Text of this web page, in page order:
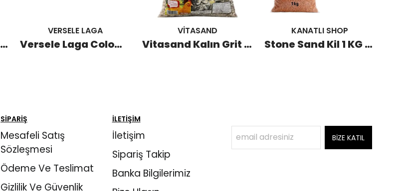
Stone Sand Bölmeli 1 KG (20 Adet)
VERSELE LAGA
Versele Laga Colombine Pickstone Red 5+1
VİTASAND
Vitasand Kalın Grit 20 KG
KANATLI SHOP
Stone Sand Kil 1 KG (20 Adet)
SİPARİŞ
Mesafeli Satış
Sözleşmesi
Ödeme Ve Teslimat
Gizlilik Ve Güvenlik
İLETİŞİM
İletişim
Sipariş Takip
Banka Bilgilerimiz
BİZE KATIL